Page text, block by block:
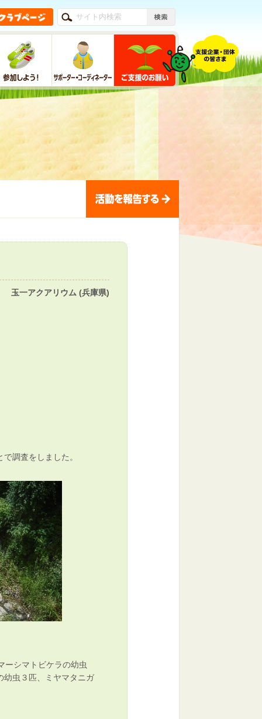
玉一アクアリウム (兵庫県)
調査をしました。
ーシマトビケラの幼虫
幼虫３匹、ミヤマタニガ